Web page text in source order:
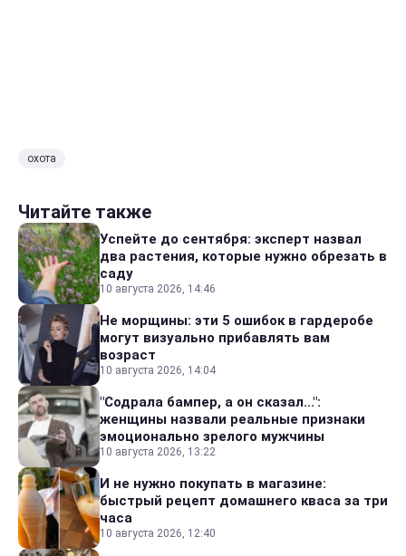
охота
Читайте также
Успейте до сентября: эксперт назвал
два растения, которые нужно обрезать в
саду
10 августа 2026, 14:46
Не морщины: эти 5 ошибок в гардеробе
могут визуально прибавлять вам
возраст
10 августа 2026, 14:04
"Содрала бампер, а он сказал...":
женщины назвали реальные признаки
эмоционально зрелого мужчины
10 августа 2026, 13:22
И не нужно покупать в магазине:
быстрый рецепт домашнего кваса за три
часа
10 августа 2026, 12:40